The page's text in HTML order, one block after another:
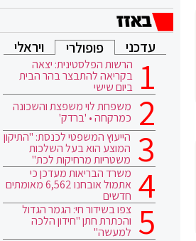
עדכני פופולרי ויראלי
הרשות הפלסטינית: יצאה
בקריאה להתבצר בהר הבית
ביום שישי
משפחת לוי משפצת והשכונה
כמרקחה • 'ברדק'
הייעוץ המשפטי לכנסת: "התיקון
המוצע הוא בעל השלכות
משטריות מרחיקות לכת"
משרד הבריאות מעדכן כי
אתמול אובחנו 6,562 מאומתים
חדשים
צפו בשידור חי: הגמר הגדול
והכתרת חתן "חידון הלכה
למעשה"